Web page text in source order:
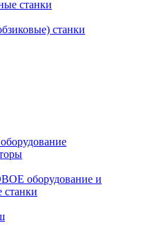
станки
станки
оборудование и
станки